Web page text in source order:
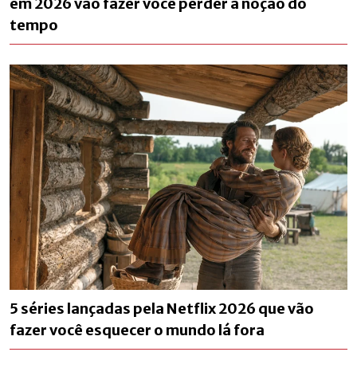
tempo
5 séries lançadas pela Netflix 2026 que vão
fazer você esquecer o mundo lá fora